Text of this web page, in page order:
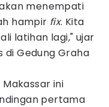
menempati
hampir fix. Kita
latihan lagi," ujar
di Gedung Graha
Makassar ini
pertama